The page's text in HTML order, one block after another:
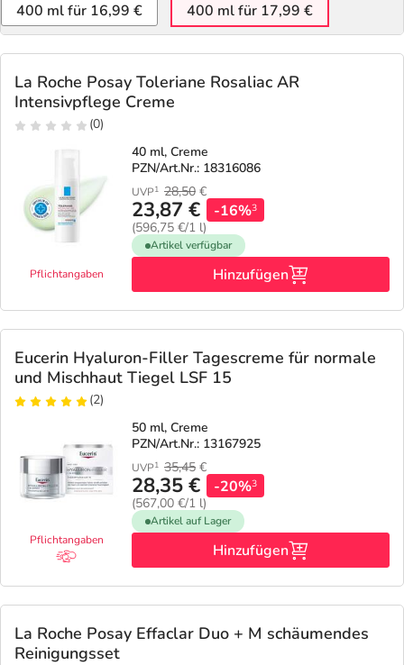
400 ml für 16,99 € 400 ml für 17,99 €
La Roche Posay Toleriane Rosaliac AR
Intensivpflege Creme
(0)
Pflichtangaben
40 ml, Creme
PZN/Art.Nr.: 18316086
UVP1 28,50 €
23,87 €
(596,75 €/1 l)
-16%3
Artikel verfügbar
Hinzufügen
Eucerin Hyaluron-Filler Tagescreme für normale
und Mischhaut Tiegel LSF 15
(2)
Pflichtangaben
50 ml, Creme
PZN/Art.Nr.: 13167925
UVP1 35,45 €
28,35 €
(567,00 €/1 l)
-20%3
Artikel auf Lager
Hinzufügen
La Roche Posay Effaclar Duo + M schäumendes
Reinigungsset